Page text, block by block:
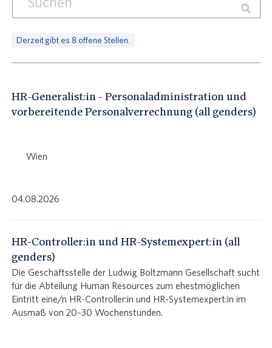
Forschungsförderung
Klinische Forschungsgruppen (KFG)
LBG Career Center
Derzeit gibt es 8 offene Stellen.
HR-Generalist:in - Personaladministration und
vorbereitende Personalverrechnung (all genders)
Wien
04.08.2026
HR-Controller:in und HR-Systemexpert:in (all
genders)
Die Geschäftsstelle der Ludwig Boltzmann Gesellschaft sucht
für die Abteilung Human Resources zum ehestmöglichen
Eintritt eine/n HR-Controller:in und HR-Systemexpert:in im
Ausmaß von 20–30 Wochenstunden.